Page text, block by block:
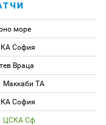
море
София
Враца
Маккаби ТА
София
ЦСКА Сф